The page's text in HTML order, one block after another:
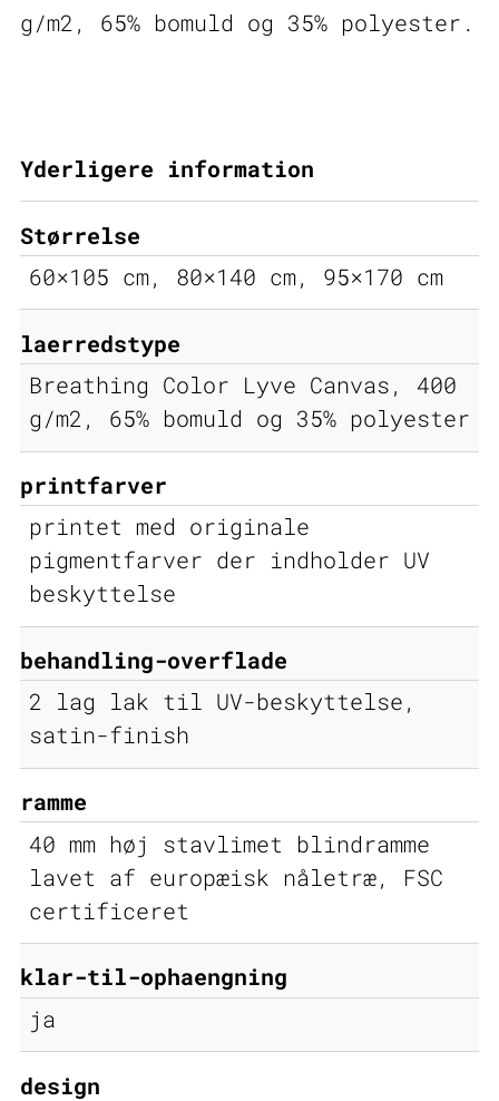
g/m2, 65% bomuld og 35% polyester.
Yderligere information
Størrelse
60×105 cm, 80×140 cm, 95×170 cm
laerredstype
Breathing Color Lyve Canvas, 400
g/m2, 65% bomuld og 35% polyester
printfarver
printet med originale
pigmentfarver der indholder UV
beskyttelse
behandling-overflade
2 lag lak til UV-beskyttelse,
satin-finish
ramme
40 mm høj stavlimet blindramme
lavet af europæisk nåletræ, FSC
certificeret
klar-til-ophaengning
ja
design